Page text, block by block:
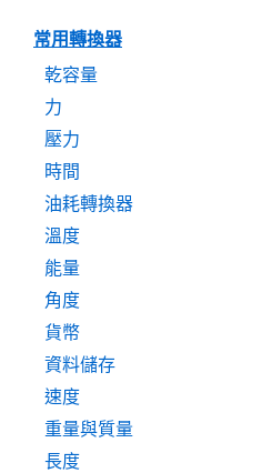
常用轉換器
乾容量
力
壓力
時間
油耗轉換器
溫度
能量
角度
貨幣
資料儲存
速度
重量與質量
長度